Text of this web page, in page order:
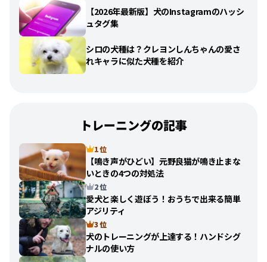
【2026年最新版】犬のInstagramのハッシ
ュタグ集
シロの犬種は？クレヨンしんちゃんの愛さ
れキャラに似た犬種を紹介
トレーニングの記事
1 位
【鳴き声がひどい】元野良猫が鳴き止まな
いときの4つの対処法
2 位
愛犬と楽しく遊ぼう！おうちで出来る簡単
アジリティ
3 位
犬のトレーニングが上達する！ハンドシグ
ナルの使い方